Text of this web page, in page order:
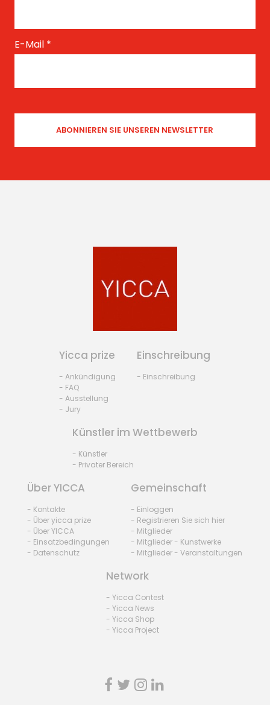
E-Mail *
Yicca prize
- Ankündigung
- FAQ
- Ausstellung
- Jury
Einschreibung
- Einschreibung
Künstler im Wettbewerb
- Künstler
- Privater Bereich
Über YICCA
- Kontakte
- Über yicca prize
- Über YICCA
- Einsatzbedingungen
- Datenschutz
Gemeinschaft
- Einloggen
- Registrieren Sie sich hier
- Mitglieder
- Mitglieder - Kunstwerke
- Mitglieder - Veranstaltungen
Network
- Yicca Contest
- Yicca News
- Yicca Shop
- Yicca Project